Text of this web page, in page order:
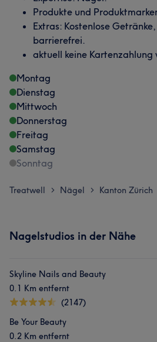
Produkte und
Extras: Kostenlose
barrierefrei.
aktuell keine Kartenzahlung
Montag
Dienstag
Mittwoch
Donnerstag
Freitag
Samstag
Sonntag
Treatwell > Nägel > Kanton Zürich
Nagelstudios in der Nähe
Skyline Nails and Beauty
0.1 Km entfernt
(2147)
Be Your Beauty
0.2 Km entfernt